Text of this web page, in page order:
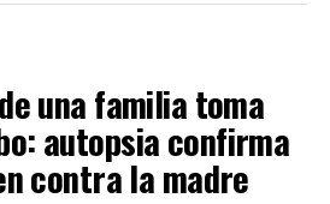
una familia toma
autopsia confirma
contra la madre